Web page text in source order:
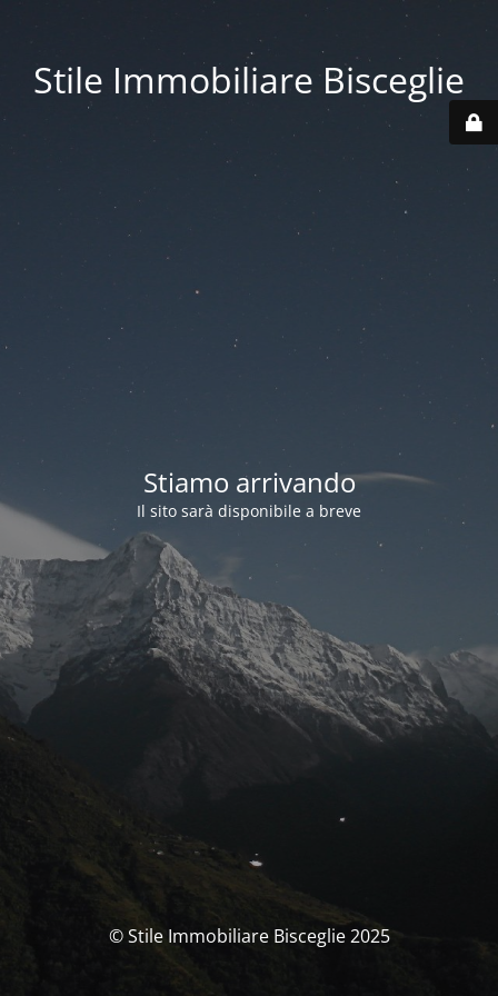
Stile Immobiliare Bisceglie
Stiamo arrivando
Il sito sarà disponibile a breve
© Stile Immobiliare Bisceglie 2025